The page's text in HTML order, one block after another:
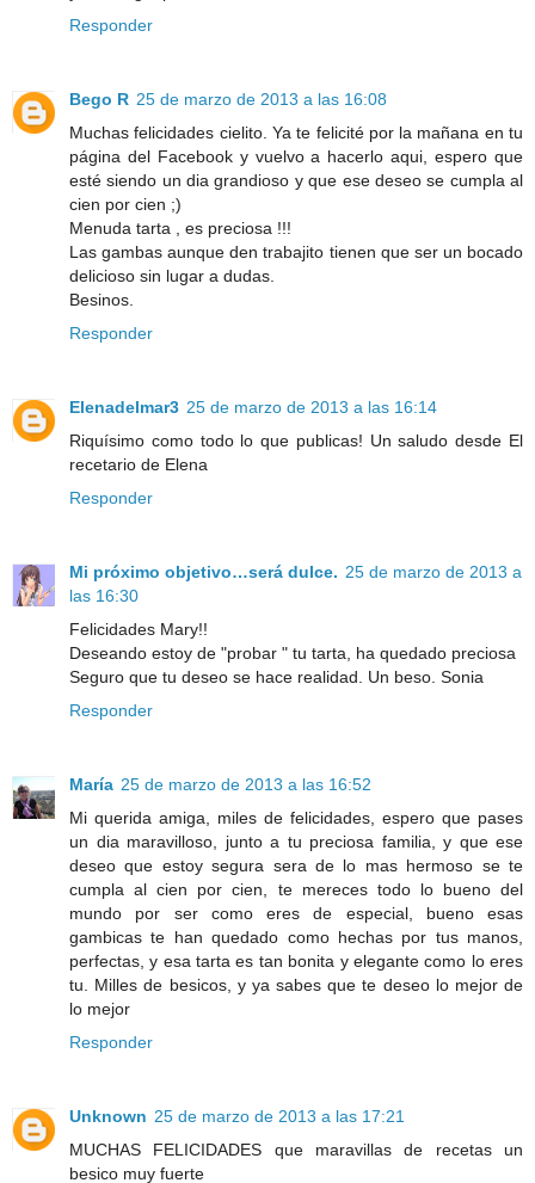
Responder
Bego R 25 de marzo de 2013 a las 16:08
Muchas felicidades cielito. Ya te felicité por la mañana en tu
página del Facebook y vuelvo a hacerlo aqui, espero que
esté siendo un dia grandioso y que ese deseo se cumpla al
cien por cien ;)
Menuda tarta , es preciosa !!!
Las gambas aunque den trabajito tienen que ser un bocado
delicioso sin lugar a dudas.
Besinos.
Responder
Elenadelmar3 25 de marzo de 2013 a las 16:14
Riquísimo como todo lo que publicas! Un saludo desde El
recetario de Elena
Responder
Mi próximo objetivo…será dulce. 25 de marzo de 2013 a
las 16:30
Felicidades Mary!!
Deseando estoy de "probar " tu tarta, ha quedado preciosa
Seguro que tu deseo se hace realidad. Un beso. Sonia
Responder
María 25 de marzo de 2013 a las 16:52
Mi querida amiga, miles de felicidades, espero que pases
un dia maravilloso, junto a tu preciosa familia, y que ese
deseo que estoy segura sera de lo mas hermoso se te
cumpla al cien por cien, te mereces todo lo bueno del
mundo por ser como eres de especial, bueno esas
gambicas te han quedado como hechas por tus manos,
perfectas, y esa tarta es tan bonita y elegante como lo eres
tu. Milles de besicos, y ya sabes que te deseo lo mejor de
lo mejor
Responder
Unknown 25 de marzo de 2013 a las 17:21
MUCHAS FELICIDADES que maravillas de recetas un
besico muy fuerte